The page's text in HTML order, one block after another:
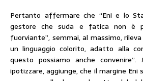
Pertanto affermare che “Eni e lo
gestore che suda e fatica non è
fuorviante”, semmai, al massimo,
un linguaggio colorito, adatto alla
questo possiamo anche
ipotizzare, aggiunge, che il margine Eni